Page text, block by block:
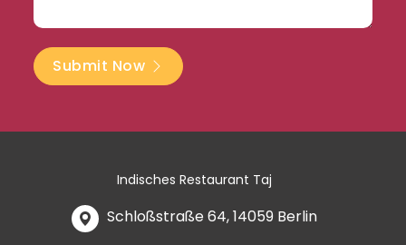
Submit Now
Indisches Restaurant Taj
Schloßstraße 64, 14059 Berlin